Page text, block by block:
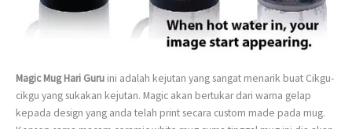
Magic Mug Hari Guru ini adalah kejutan yang sangat menarik buat Cikgu-
cikgu yang sukakan kejutan. Magic akan bertukar dari warna gelap
kepada design yang anda telah print secara custom made pada mug.